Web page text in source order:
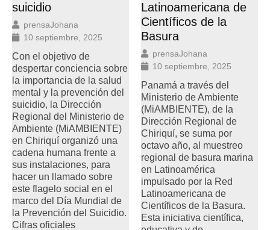
suicidio
prensaJohana
10 septiembre, 2025
Con el objetivo de
despertar conciencia sobre
la importancia de la salud
mental y la prevención del
suicidio, la Dirección
Regional del Ministerio de
Ambiente (MiAMBIENTE)
en Chiriquí organizó una
cadena humana frente a
sus instalaciones, para
hacer un llamado sobre
este flagelo social en el
marco del Día Mundial de
la Prevención del Suicidio.
Cifras oficiales
Latinoamericana de
Científicos de la
Basura
prensaJohana
10 septiembre, 2025
Panamá a través del
Ministerio de Ambiente
(MiAMBIENTE), de la
Dirección Regional de
Chiriquí, se suma por
octavo año, al muestreo
regional de basura marina
en Latinoamérica
impulsado por la Red
Latinoamericana de
Científicos de la Basura.
Esta iniciativa científica,